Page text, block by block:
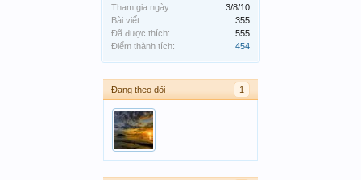
Tham gia ngày:
3/8/10
Bài viết:
355
Đã được thích:
555
Điểm thành tích:
454
Đang theo dõi 1